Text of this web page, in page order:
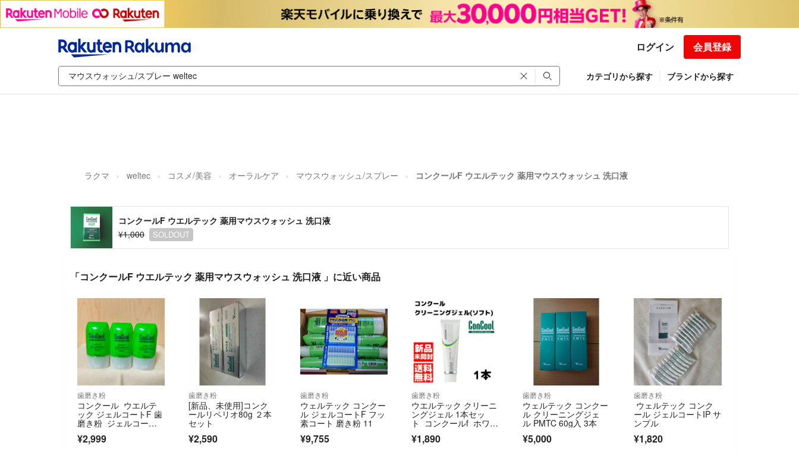
ログイン 会員登録
カテゴリから探す ブランドから探す
ラクマ weltec コスメ/美容 オーラルケア マウスウォッシュ/スプレー コンクールF ウエルテック 薬用マウスウォッシュ 洗口液
コンクールF ウエルテック 薬用マウスウォッシュ 洗口液
¥1,000
SOLDOUT
「コンクールF ウエルテック 薬用マウスウォッシュ 洗口液 」に近い商品
歯磨き粉
コンクール ウエルテ
ック ジェルコートF 歯
磨き粉 ジェルコート I
I 3本
¥2,999
歯磨き粉
[新品、未使用]コンク
ールリペリオ80g ２本
セット
¥2,590
歯磨き粉
ウェルテック コンクー
ル ジェルコートF フッ
素コート 磨き粉 11
¥9,755
歯磨き粉
ウエルテック クリーニ
ングジェル 1本セッ
ト コンクールf ホワイ
トニングジェル
¥1,890
歯磨き粉
ウェルテック コンクー
ル クリーニングジェ
ル PMTC 60g入 3本
¥5,000
歯磨き粉
ウェルテック コンク
ール ジェルコートIP サ
ンプル
¥1,820